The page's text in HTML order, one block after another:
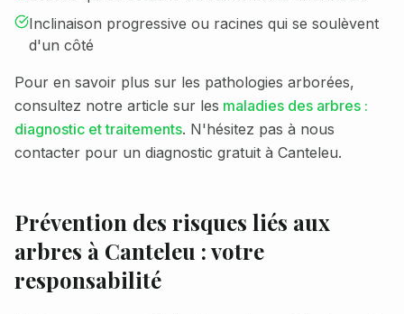
Inclinaison progressive ou racines qui se soulèvent
d'un côté
Pour en savoir plus sur les pathologies arborées,
consultez notre article sur les maladies des arbres :
diagnostic et traitements. N'hésitez pas à nous
contacter pour un diagnostic gratuit à Canteleu.
Prévention des risques liés aux
arbres à Canteleu : votre
responsabilité